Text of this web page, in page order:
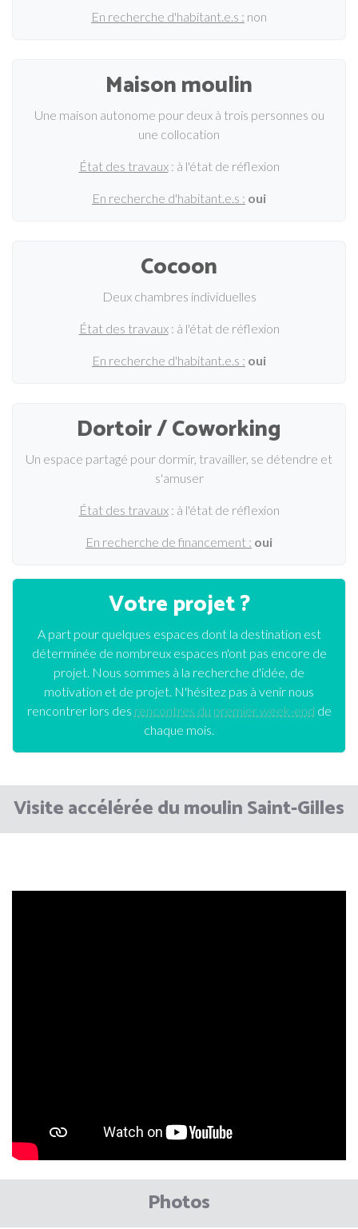
En recherche d'habitant.e.s : non
Maison moulin
Une maison autonome pour deux à trois personnes ou
une collocation
État des travaux: à l'état de réflexion
En recherche d'habitant.e.s : oui
Cocoon
Deux chambres individuelles
État des travaux: à l'état de réflexion
En recherche d'habitant.e.s : oui
Dortoir / Coworking
Un espace partagé pour dormir, travailler, se détendre et
s'amuser
État des travaux: à l'état de réflexion
En recherche de financement : oui
Votre projet ?
A part pour quelques espaces dont la destination est
déterminée de nombreux espaces n'ont pas encore de
projet. Nous sommes à la recherche d'idée, de
motivation et de projet. N'hésitez pas à venir nous
rencontrer lors des rencontres du premier week-end de
chaque mois.
Visite accélérée du moulin Saint-Gilles
Photos